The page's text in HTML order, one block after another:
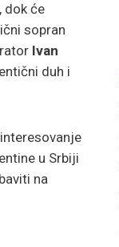
dok će
sopran
Ivan
duh i
u Srbiji
na